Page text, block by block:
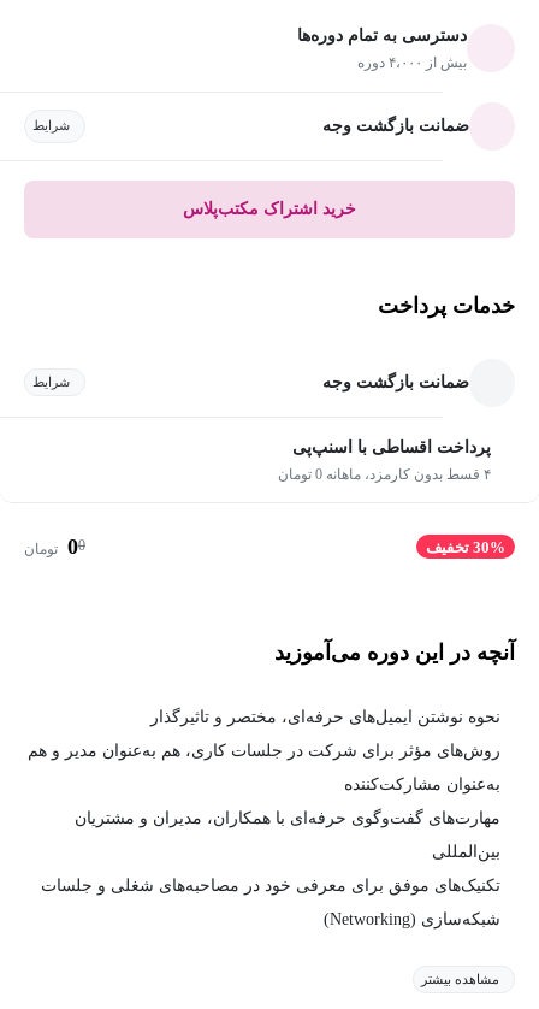
دسترسی به تمام دوره‌ها
بیش از ۴،۰۰۰ دوره
ضمانت بازگشت وجه شرایط
خرید اشتراک مکتب‌پلاس
خدمات پرداخت
ضمانت بازگشت وجه شرایط
پرداخت اقساطی با اسنپ‌پی
۴ قسط بدون کارمزد، ماهانه 0 تومان
30% تخفیف 0
0 تومان
آنچه در این دوره می‌آموزید
نحوه نوشتن ایمیل‌های حرفه‌ای، مختصر و تاثیرگذار
روش‌های مؤثر برای شرکت در جلسات کاری، هم به‌عنوان مدیر و هم
به‌عنوان مشارکت‌کننده
مهارت‌های گفت‌و‌گوی حرفه‌ای با همکاران، مدیران و مشتریان
بین‌المللی
تکنیک‌های موفق برای معرفی خود در مصاحبه‌های شغلی و جلسات
شبکه‌سازی (Networking)
مشاهده بیشتر